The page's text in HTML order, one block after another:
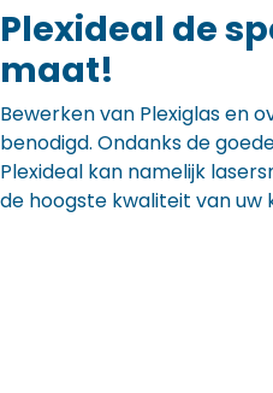
Plexideal de
maat!
Bewerken van Plexiglas en
benodigd. Ondanks de
Plexideal kan namelijk
de hoogste kwaliteit van uw